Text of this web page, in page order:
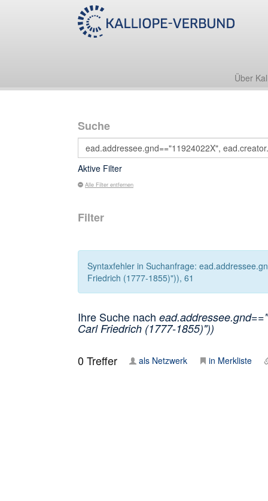
Über
Suche
Aktive Filter
Alle Filter entfernen
Filter
Syntaxfehler in Suchanfrage:
Friedrich (1777-1855)")), 61
Ihre Suche nach
Carl Friedrich (1777-1855)"))
0Treffer als Netzwerk in Merkliste